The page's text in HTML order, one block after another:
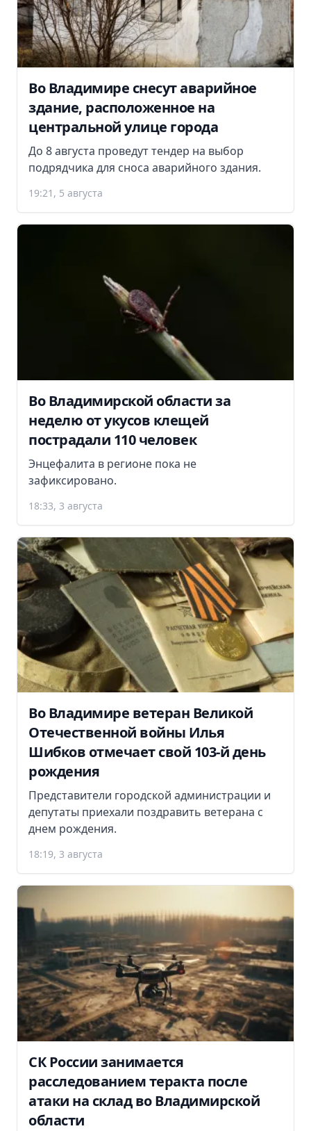
Во Владимире снесут аварийное
здание, расположенное на
центральной улице города
До 8 августа проведут тендер на выбор
подрядчика для сноса аварийного здания.
19:21, 5 августа
Во Владимирской области за
неделю от укусов клещей
пострадали 110 человек
Энцефалита в регионе пока не
зафиксировано.
18:33, 3 августа
Во Владимире ветеран Великой
Отечественной войны Илья
Шибков отмечает свой 103-й день
рождения
Представители городской администрации и
депутаты приехали поздравить ветерана с
днем рождения.
18:19, 3 августа
СК России занимается
расследованием теракта после
атаки на склад во Владимирской
области